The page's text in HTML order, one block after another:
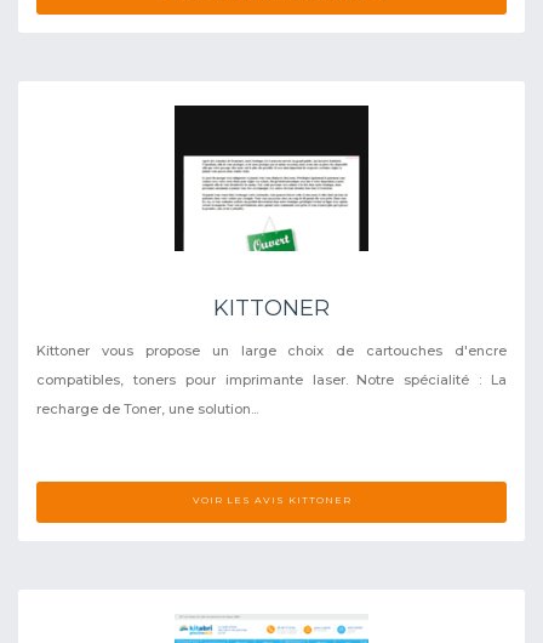
KITTONER
Kittoner vous propose un large choix de cartouches d'encre
compatibles, toners pour imprimante laser. Notre spécialité : La
recharge de Toner, une solution...
VOIR LES AVIS KITTONER